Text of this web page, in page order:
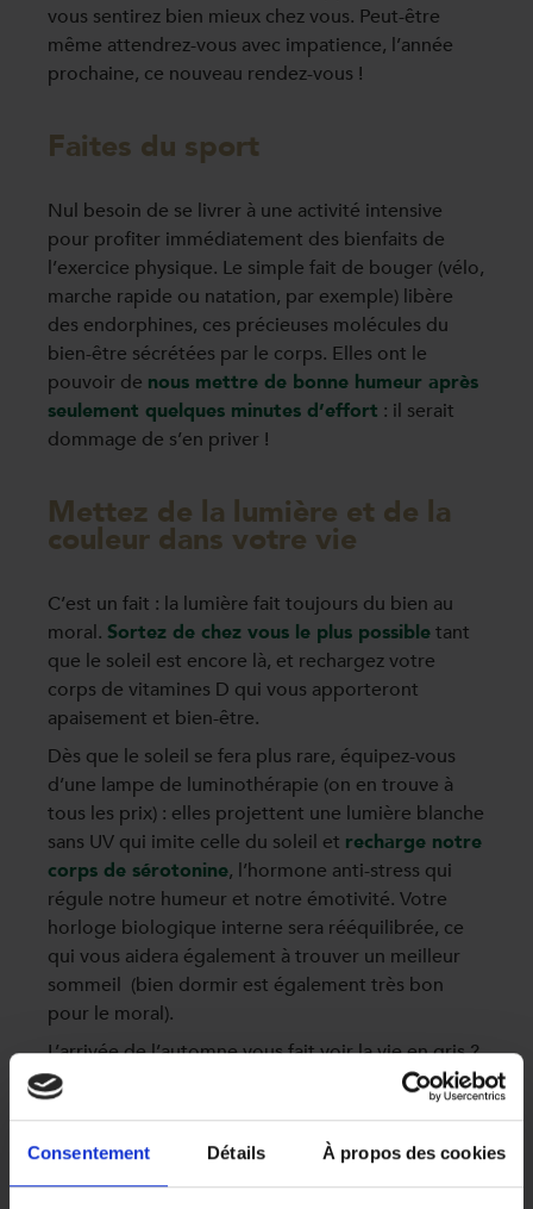
Consentement Détails À propos des cookies
vous sentirez bien mieux chez vous. Peut-être
même attendrez-vous avec impatience, l’année
prochaine, ce nouveau rendez-vous !
Faites du sport
Nul besoin de se livrer à une activité intensive
pour profiter immédiatement des bienfaits de
l’exercice physique. Le simple fait de bouger (vélo,
marche rapide ou natation, par exemple) libère
des endorphines, ces précieuses molécules du
bien-être sécrétées par le corps. Elles ont le
pouvoir de nous mettre de bonne humeur après
seulement quelques minutes d’effort : il serait
dommage de s’en priver !
Mettez de la lumière et de la
couleur dans votre vie
C’est un fait : la lumière fait toujours du bien au
moral. Sortez de chez vous le plus possibletant
que le soleil est encore là, et rechargez votre
corps de vitamines D qui vous apporteront
apaisement et bien-être.
Dès que le soleil se fera plus rare, équipez-vous
d’une lampe de luminothérapie (on en trouve à
tous les prix) : elles projettent une lumière blanche
sans UV qui imite celle du soleil et recharge notre
corps de sérotonine, l’hormone anti-stress qui
régule notre humeur et notre émotivité. Votre
horloge biologique interne sera rééquilibrée, ce
qui vous aidera également à trouver un meilleur
sommeil (bien dormir est également très bon
pour le moral).
L’arrivée de l’automne vous fait voir la vie en gris ?
Pensez aussi à mettre du rose et du jaune dans
votre garde-robe et votre déco : ces couleurs
dynamiques agiraient efficacement contre le
stress.